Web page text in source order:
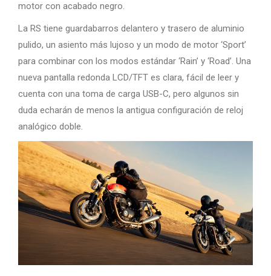
motor con acabado negro.
La RS tiene guardabarros delantero y trasero de aluminio
pulido, un asiento más lujoso y un modo de motor ‘Sport’
para combinar con los modos estándar ‘Rain’ y ‘Road’. Una
nueva pantalla redonda LCD/TFT es clara, fácil de leer y
cuenta con una toma de carga USB-C, pero algunos sin
duda echarán de menos la antigua configuración de reloj
analógico doble.